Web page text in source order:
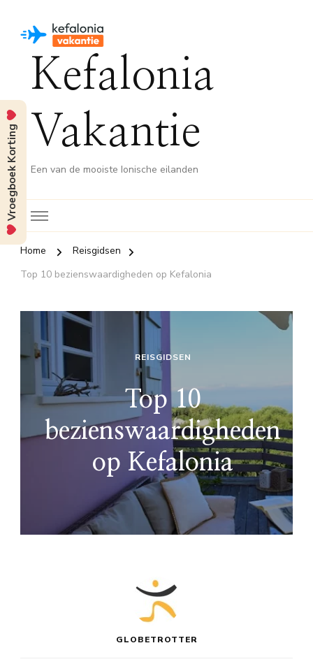
Kefalonia
Vakantie
Een van de mooiste Ionische eilanden
Home
Reisgidsen
Top 10 bezienswaardigheden op Kefalonia
REISGIDSEN
Top 10
bezienswaardigheden
op Kefalonia
GLOBETROTTER
Vroegboek Korting